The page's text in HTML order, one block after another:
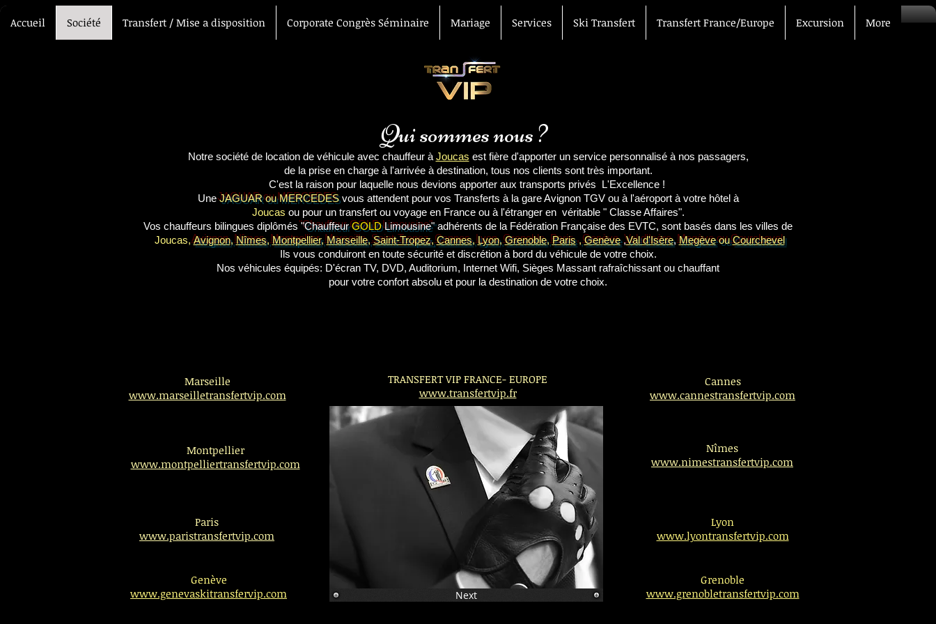
Accueil Société Transfert / Mise a disposition Corporate Congrès Séminaire Mariage Services Ski Transfert Transfert France/Europe Excursion More
Qui sommes nous ?
Notre société de location de véhicule avec chauffeur à Joucas est fière d'apporter un service personnalisé à nos passagers,
de la prise en charge à l'arrivée à destination, tous nos clients sont très important.
C'est la raison pour laquelle nous devions apporter aux transports privés L'Excellence !
Une JAGUAR ou MERCEDES vous attendent pour vos Transferts à la gare Avignon TGV ou à l'aéroport à votre hôtel à
Joucas ou pour un transfert ou voyage en France ou à l'étranger en véritable " Classe Affaires".
Vos chauffeurs bilingues diplômés"ChauffeurGOLDLimousine"adhérents de la Fédération Française des EVTC, sont basés dans les villes de
Joucas,Avignon,Nîmes,Montpellier,Marseille,Saint-Tropez, Cannes,Lyon,Grenoble,Paris,Genève,Val d'Isère,Megèveou Courchevel
Ils vous conduiront en toute sécurité et discrétion à bord du véhicule de votre choix.
Nos véhicules équipés: D'écran TV, DVD, Auditorium, Internet Wifi, Sièges Massant rafraîchissant ou chauffant
pour votre confort absolu et pour la destination de votre choix.
Marseille
www.marseilletransfertvip.com
Montpellier
www.montpelliertransfertvip.com
Paris
www.paristransfertvip.com
Genève
www.genevaskitransfervip.com
TRANSFERT VIP FRANCE- EUROPE
www.transfertvip.fr
Next
Cannes
www.cannestransfertvip.com
Nîmes
www.nimestransfertvip.com
Lyon
www.lyontransfertvip.com
Grenoble
www.grenobletransfertvip.com